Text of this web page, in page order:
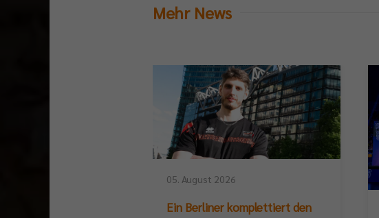
Mehr News
05. August 2026
Ein Berliner komplettiert den